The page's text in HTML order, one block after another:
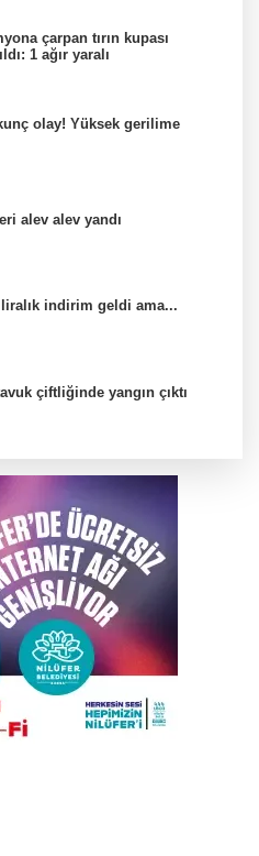
çarpan tırın kupası
1 ağır yaralı
olay! Yüksek gerilime
alev alev yandı
liralık indirim geldi ama...
çiftliğinde yangın çıktı
kaptırdı
ulaşım kalitesini artırıyor
son firarisinden kan